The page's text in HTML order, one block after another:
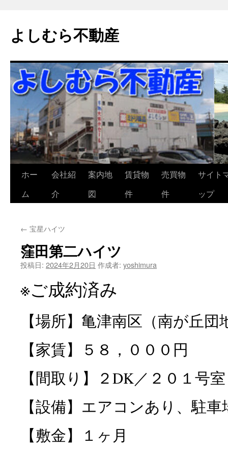
よしむら不動産
ン
ツ
へ
ス
ホー
ム
会社紹
介
案内地
図
賃貸物
件
売買物
件
サイト
ップ
← 宝星ハイツ
窪田第二ハイツ
投稿日: 2024年2月20日 作成者: yoshimura
※ご成約済み
【場所】亀津南区（南が丘団
【家賃】５８，０００円
【間取り】２DK／２０１号室
【設備】エアコンあり、駐
【敷金】１ヶ月